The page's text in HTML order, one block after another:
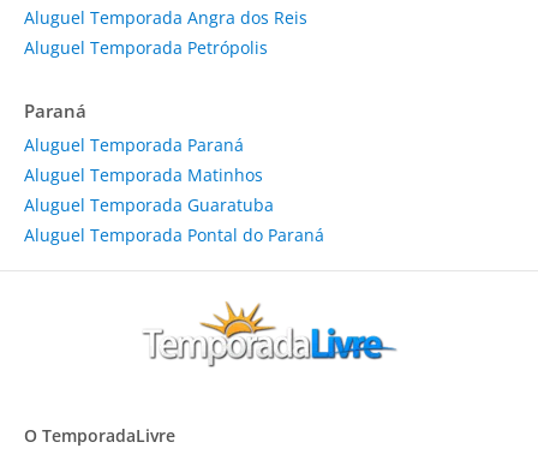
Aluguel Temporada Angra dos Reis
Aluguel Temporada Petrópolis
Paraná
Aluguel Temporada Paraná
Aluguel Temporada Matinhos
Aluguel Temporada Guaratuba
Aluguel Temporada Pontal do Paraná
O TemporadaLivre